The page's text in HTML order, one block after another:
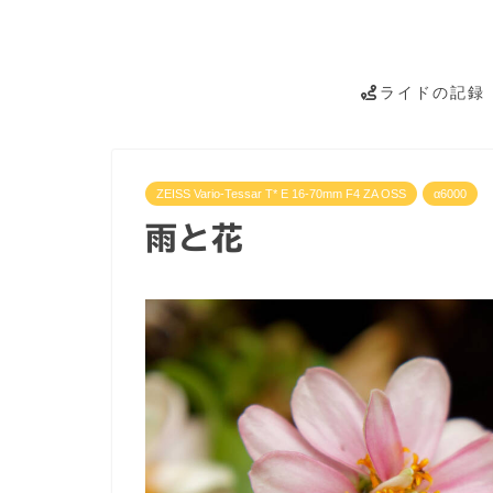
ライドの記録
ZEISS Vario-Tessar T* E 16-70mm F4 ZA OSS α6000
雨と花